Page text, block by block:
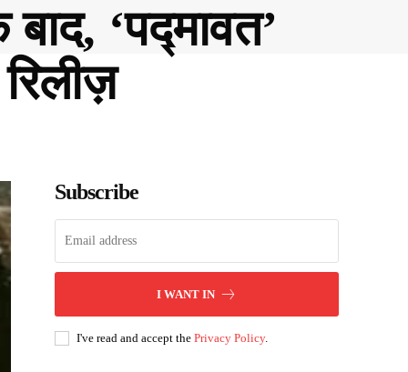
‘पद्मावत’
Subscribe
I WANT IN
I've read and accept thePrivacy Policy.